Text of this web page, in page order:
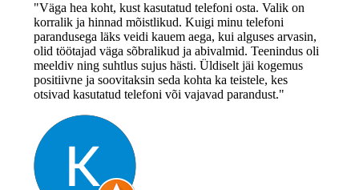
"Väga hea koht, kust kasutatud telefoni osta. Valik on
korralik ja hinnad mõistlikud. Kuigi minu telefoni
parandusega läks veidi kauem aega, kui alguses arvasin,
olid töötajad väga sõbralikud ja abivalmid. Teenindus oli
meeldiv ning suhtlus sujus hästi. Üldiselt jäi kogemus
positiivne ja soovitaksin seda kohta ka teistele, kes
otsivad kasutatud telefoni või vajavad parandust."